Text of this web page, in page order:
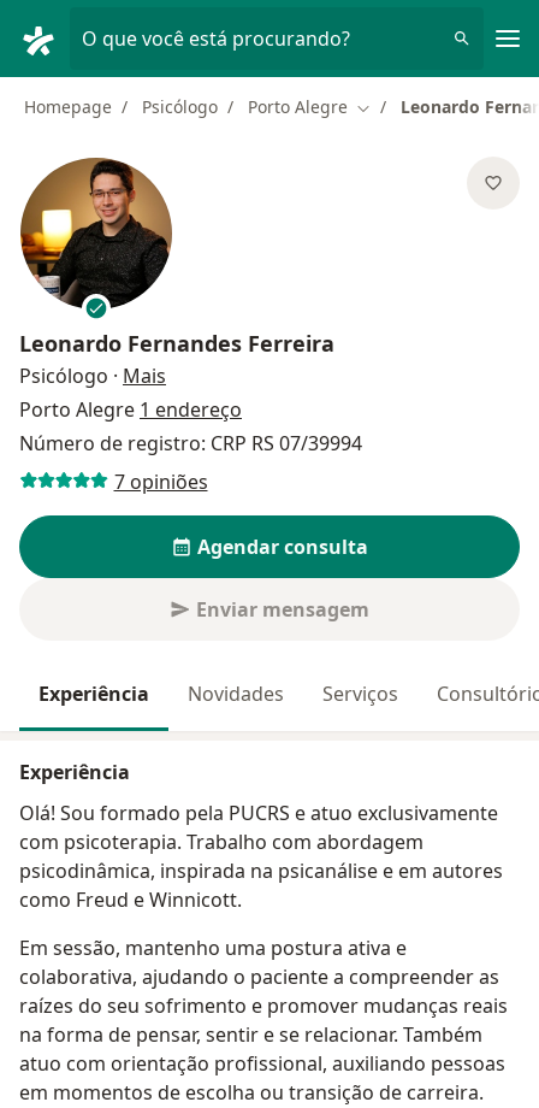
O que você está procurando?
Homepage Psicólogo Porto Alegre Mudar de cidade
Leonardo
Leonardo Fernandes Ferreira
Psicólogo · Mais
Porto Alegre 1 endereço
Número de registro: CRP RS 07/39994
7 opiniões
Agendar consulta
Enviar mensagem
Experiência Novidades Serviços
Experiência
Olá! Sou formado pela PUCRS e atuo exclusivamente
com psicoterapia. Trabalho com abordagem
psicodinâmica, inspirada na psicanálise e em autores
como Freud e Winnicott.
Em sessão, mantenho uma postura ativa e
colaborativa, ajudando o paciente a compreender as
raízes do seu sofrimento e promover mudanças reais
na forma de pensar, sentir e se relacionar. Também
atuo com orientação profissional, auxiliando pessoas
em momentos de escolha ou transição de carreira.